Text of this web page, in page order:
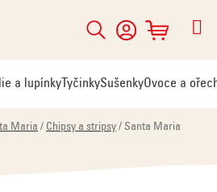
Hledat
NÁKUPNÍ
KOŠÍK
a lupínky TyčinkySušenkyOvoce a
Maria / Chipsy a stripsy / Santa Maria